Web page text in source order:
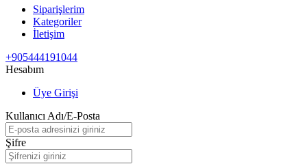
Siparişlerim
Kategoriler
İletişim
+905444191044
Hesabım
Üye Girişi
Kullanıcı Adı/E-Posta
Şifre